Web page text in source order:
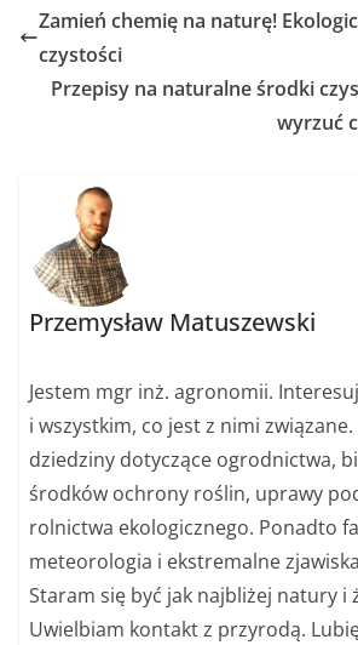
Zamień chemię na naturę!
czystości
Przepisy na naturalne środki
wyrzuć
Przemysław Matuszewski
Jestem mgr inż. agronomii.
i wszystkim, co jest z nimi
dziedziny dotyczące ogrodnictwa,
środków ochrony roślin, uprawy
rolnictwa ekologicznego. Ponadto
meteorologia i ekstremalne
Staram się być jak najbliżej natury i
Uwielbiam kontakt z przyrodą.